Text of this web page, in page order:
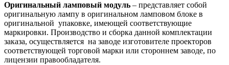
Оригинальный ламповый модуль – представляет собой
оригинальную лампу в оригинальном ламповом блоке в
оригинальной упаковке, имеющей соответствующие
маркировки. Производство и сборка данной комплектации
заказа, осуществляется на заводе изготовителе проекторов
соответствующей торговой марки или стороннем заводе, по
лицензии правообладателя.